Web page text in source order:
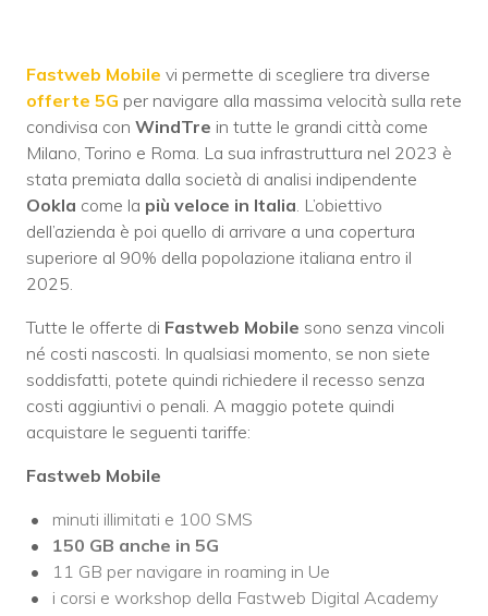
Fastweb Mobile vi permette di scegliere tra diverse
offerte 5G per navigare alla massima velocità sulla rete
condivisa con WindTre in tutte le grandi città come
Milano, Torino e Roma. La sua infrastruttura nel 2023 è
stata premiata dalla società di analisi indipendente
Ookla come la più veloce in Italia. L’obiettivo
dell’azienda è poi quello di arrivare a una copertura
superiore al 90% della popolazione italiana entro il
2025.
Tutte le offerte di Fastweb Mobile sono senza vincoli
né costi nascosti. In qualsiasi momento, se non siete
soddisfatti, potete quindi richiedere il recesso senza
costi aggiuntivi o penali. A maggio potete quindi
acquistare le seguenti tariffe:
Fastweb Mobile
minuti illimitati e 100 SMS
150 GB anche in 5G
11 GB per navigare in roaming in Ue
i corsi e workshop della Fastweb Digital Academy